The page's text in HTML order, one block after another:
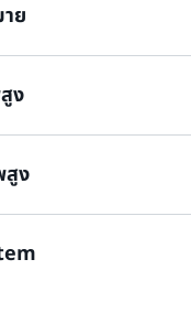
ย
เลือกของโปรเซสเซอร์
พร้อมความเร็วแบบ
อร์ Intel Xeon Platinum
ง
ไนโตรการ์ดแบบกำหนด
กโหลด HPC, ซอฟต์แวร์
สูง
บบใช้ NVMe ภายในที่เ